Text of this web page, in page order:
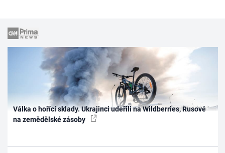
Válka o hořící sklady. Ukrajinci udeřili na Wildberries, Rusové
na zemědělské zásoby